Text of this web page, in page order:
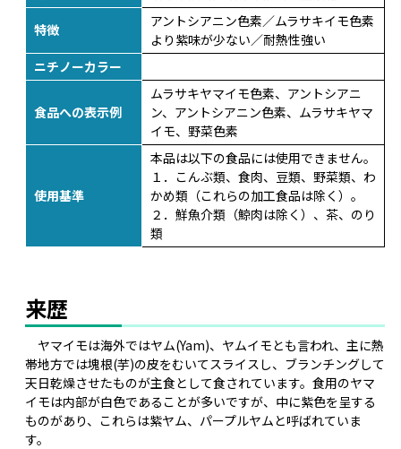
特徴
アントシアニン色素／ムラサキイモ色素
より紫味が少ない／耐熱性強い
ニチノーカラー
食品への表示例
ムラサキヤマイモ色素、アントシアニ
ン、アントシアニン色素、ムラサキヤマ
イモ、野菜色素
使用基準
本品は以下の食品には使用できません。
１．こんぶ類、食肉、豆類、野菜類、わ
かめ類（これらの加工食品は除く）。
２．鮮魚介類（鯨肉は除く）、茶、のり
類
来歴
ヤマイモは海外ではヤム(Yam)、ヤムイモとも言われ、主に熱
帯地方では塊根(芋)の皮をむいてスライスし、ブランチングして
天日乾燥させたものが主食として食されています。食用のヤマ
イモは内部が白色であることが多いですが、中に紫色を呈する
ものがあり、これらは紫ヤム、パープルヤムと呼ばれていま
す。